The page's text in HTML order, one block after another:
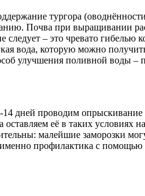
тургора
Почва при выращивании
– это чревато
вода, которую можно
улучшения поливной воды
дней проводим
её в таких условиях
малейшие заморозки
именно профилактика с